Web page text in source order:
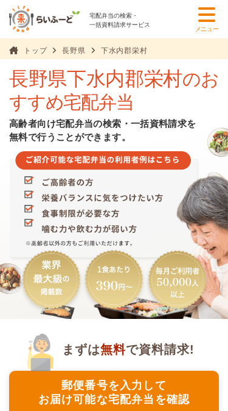
宅配弁当の検索・
一括資料請求サービス
メニュー
トップ 長野県 下水内郡栄村
長野県下水内郡栄村のお
すすめ宅配弁当
高齢者向け宅配弁当の検索・一括資料請求を
無料で行うことができます。
郵便番号を入力して
お届け可能な宅配弁当を確認
まずは無料で資料請求!